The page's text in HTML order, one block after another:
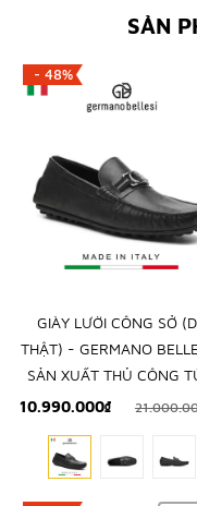
SẢN
- 48%
GIÀY LƯỜI CÔNG SỞ
THẬT) - GERMANO
SẢN XUẤT THỦ CÔNG
10.990.000₫